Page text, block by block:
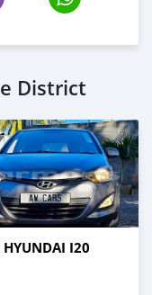
District
I20